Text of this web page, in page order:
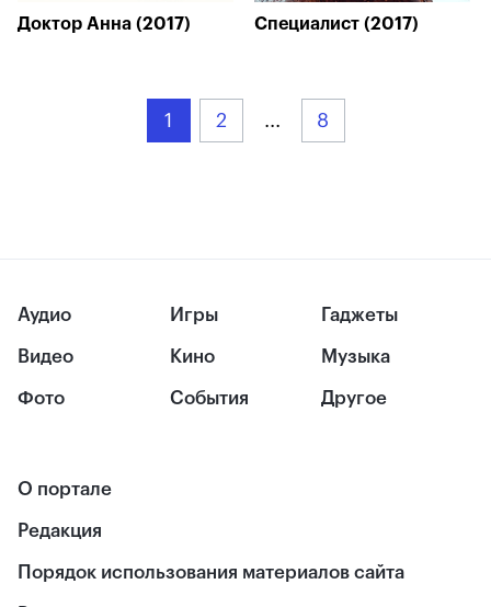
Доктор Анна (2017) Специалист (2017)
1 2 ... 8
Аудио
Видео
Фото
Игры
Кино
События
Гаджеты
Музыка
Другое
О портале
Редакция
Порядок использования материалов сайта